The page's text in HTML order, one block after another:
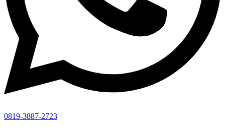
0819-3887-2723